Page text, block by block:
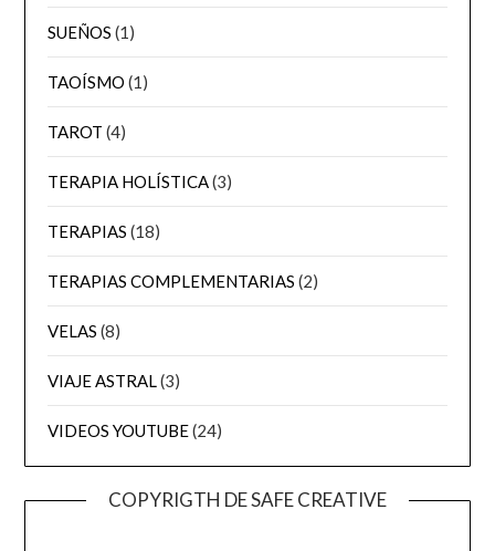
SUEÑOS (1)
TAOÍSMO (1)
TAROT (4)
TERAPIA HOLÍSTICA(3)
TERAPIAS (18)
TERAPIAS COMPLEMENTARIAS (2)
VELAS (8)
VIAJE ASTRAL(3)
VIDEOS YOUTUBE(24)
COPYRIGTH DE SAFE CREATIVE